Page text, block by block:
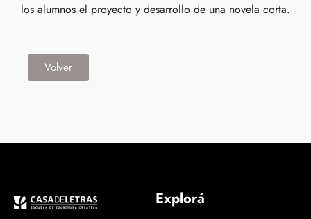
los alumnos el proyecto y desarrollo de una novela corta.
Volver
Explorá